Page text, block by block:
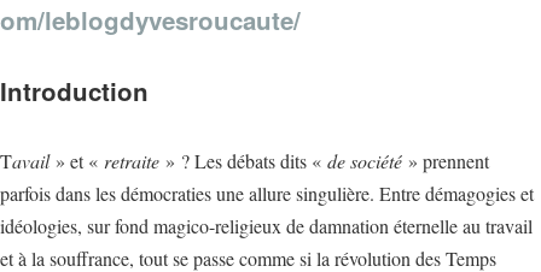
om/leblogdyvesroucaute/
Introduction
Tavail » et « retraite » ? Les débats dits « de société » prennent
parfois dans les démocraties une allure singulière. Entre démagogies et
idéologies, sur fond magico-religieux de damnation éternelle au travail
et à la souffrance, tout se passe comme si la révolution des Temps